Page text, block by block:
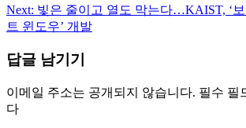
탐
색
Next: 빛은 줄이고 열도 막는다…KAIST, ‘
트 윈도우’ 개발
답글 남기기
이메일 주소는 공개되지 않습니다. 필수 필
다